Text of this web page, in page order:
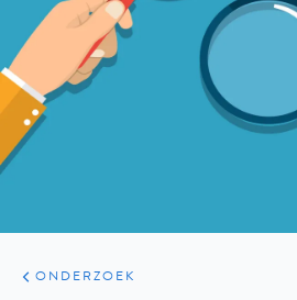
ARTIKELEN
ONDERZOEK
ONDERZOEK